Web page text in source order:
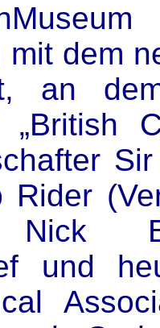
mit dem
an
Rider
Nick
und